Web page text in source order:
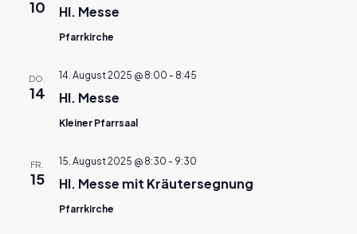
10 Hl. Messe
Pfarrkirche
DO.
14 Hl. Messe
14. August 2025 @ 8:00 - 8:45
Kleiner Pfarrsaal
FR.
15 Hl. Messe mit Kräutersegnung
15. August 2025 @ 8:30 - 9:30
Pfarrkirche